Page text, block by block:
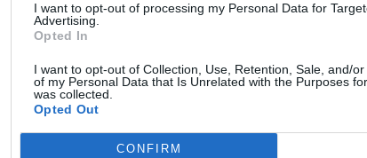
I want to opt-out of processing my Personal Data for
Advertising.
Opted In
I want to opt-out of Collection, Use, Retention, Sale, and/or
of my Personal Data that Is Unrelated with the Purposes
was collected.
Opted Out
CONFIRM